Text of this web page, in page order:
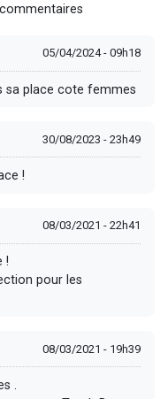
05/04/2024 - 09h18
sa place cote femmes
30/08/2023 - 23h49
!
08/03/2021 - 22h41
!
pour les
08/03/2021 - 19h39
.